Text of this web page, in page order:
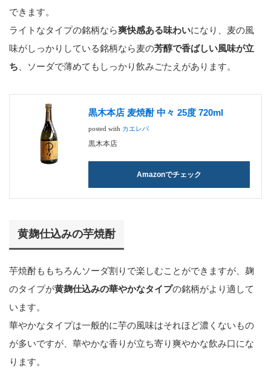
できます。
ライトなタイプの銘柄なら爽快感ある味わいになり、麦の風
味がしっかりしている銘柄なら麦の芳醇で香ばしい風味が立
ち 、ソーダで薄めてもしっかり飲みごたえがあります。
黒木本店 麦焼酎 中々 25度 720ml
posted with カエレバ
黒木本店
Amazonでチェック
黄麹仕込みの芋焼酎
芋焼酎ももちろんソーダ割りで楽しむことができますが、麹
のタイプが黄麹仕込みの華やかなタイプの銘柄がより適して
います。
華やかなタイプは一般的に芋の風味はそれほど濃くないもの
が多いですが、華やかな香りが立ち寄り爽やかな飲み口にな
ります。